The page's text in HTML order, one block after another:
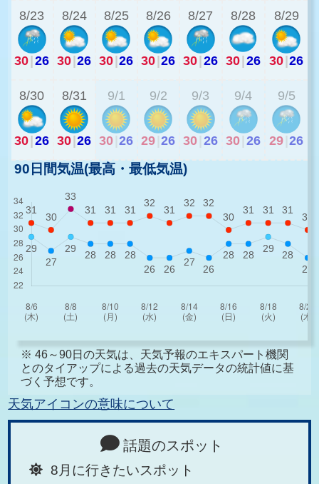
8/23
30 26
8/24
30 26
8/25
30 26
8/26
30 26
8/27
30 26
8/28
30 26
8/29
30 26
8/30
30 26
8/31
30 26
9/1
30 26
9/2
29 26
9/3
30 26
9/4
30 26
9/5
29 26
90日間気温(最高・最低気温)
※ 46～90日の天気は、天気予報のエキスパート機関
とのタイアップによる過去の天気データの統計値に基
づく予想です。
天気アイコンの意味について
話題のスポット
8月に行きたいスポット